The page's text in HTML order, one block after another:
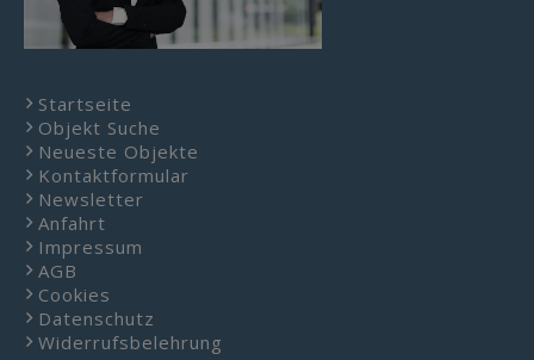
Startseite
Objekt Suche
Neueste Objekte
Kontaktformular
Newsletter
Anfahrt
Impressum
AGB
Cookies
Datenschutz
Widerrufsbelehrung